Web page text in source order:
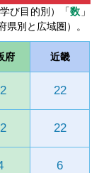
び目的別）「数 」
別と広域圏）。
府 近畿
22
22
6